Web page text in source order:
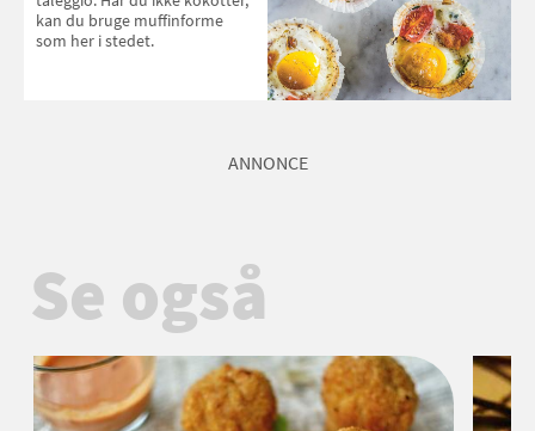
kan du bruge muffinforme
som her i stedet.
ANNONCE
Se også